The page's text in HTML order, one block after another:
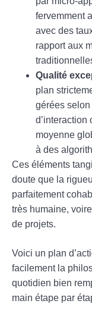
fervemment
avec des
rapport aux
Qualité
plan
gérées
d’interaction
moyenne
à des
Ces éléments
doute que la
parfaitement
très humaine,
de projets.
Voici un plan
facilement la
quotidien bien
main étape par